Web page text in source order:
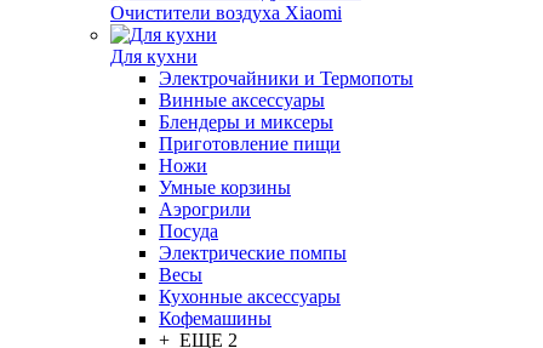
Очистители воздуха Xiaomi
Для кухни
Электрочайники и Термопоты
Винные аксессуары
Блендеры и миксеры
Приготовление пищи
Ножи
Умные корзины
Аэрогрили
Посуда
Электрические помпы
Весы
Кухонные аксессуары
Кофемашины
+ ЕЩЕ 2